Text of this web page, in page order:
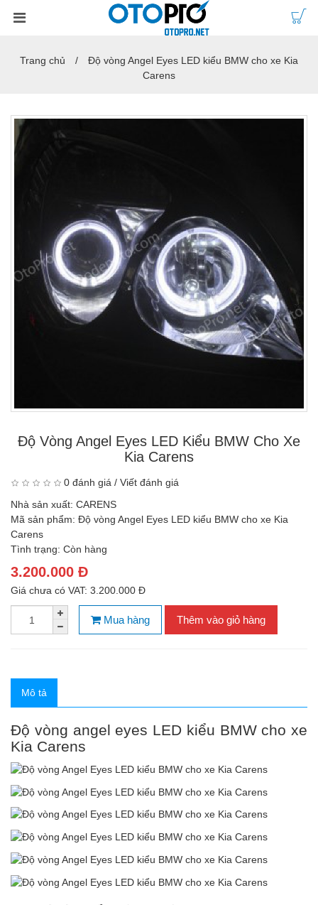
Trang chủ
Độ vòng Angel Eyes LED kiểu BMW cho xe Kia
Carens
Độ Vòng Angel Eyes LED Kiểu BMW Cho Xe
Kia Carens
0 đánh giá / Viết đánh giá
Nhà sản xuất: CARENS
Mã sản phẩm: Độ vòng Angel Eyes LED kiểu BMW cho xe Kia
Carens
Tình trạng: Còn hàng
3.200.000 Đ
Giá chưa có VAT: 3.200.000 Đ
Mua hàng Thêm vào giỏ hàng
Mô tả
Độ vòng angel eyes LED kiểu BMW cho xe
Kia Carens